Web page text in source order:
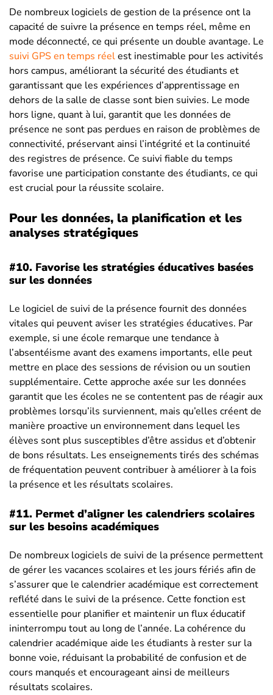
De nombreux logiciels de gestion de la présence ont la
capacité de suivre la présence en temps réel, même en
mode déconnecté, ce qui présente un double avantage. Le
suivi GPS en temps réelest inestimable pour les activités
hors campus, améliorant la sécurité des étudiants et
garantissant que les expériences d’apprentissage en
dehors de la salle de classe sont bien suivies. Le mode
hors ligne, quant à lui, garantit que les données de
présence ne sont pas perdues en raison de problèmes de
connectivité, préservant ainsi l’intégrité et la continuité
des registres de présence. Ce suivi fiable du temps
favorise une participation constante des étudiants, ce qui
est crucial pour la réussite scolaire.
Pour les données, la planification et les
analyses stratégiques
#10. Favorise les stratégies éducatives basées
sur les données
Le logiciel de suivi de la présence fournit des données
vitales qui peuvent aviser les stratégies éducatives. Par
exemple, si une école remarque une tendance à
l’absentéisme avant des examens importants, elle peut
mettre en place des sessions de révision ou un soutien
supplémentaire. Cette approche axée sur les données
garantit que les écoles ne se contentent pas de réagir aux
problèmes lorsqu’ils surviennent, mais qu’elles créent de
manière proactive un environnement dans lequel les
élèves sont plus susceptibles d’être assidus et d’obtenir
de bons résultats. Les enseignements tirés des schémas
de fréquentation peuvent contribuer à améliorer à la fois
la présence et les résultats scolaires.
#11. Permet d’aligner les calendriers scolaires
sur les besoins académiques
De nombreux logiciels de suivi de la présence permettent
de gérer les vacances scolaires et les jours fériés afin de
s’assurer que le calendrier académique est correctement
reflété dans le suivi de la présence. Cette fonction est
essentielle pour planifier et maintenir un flux éducatif
ininterrompu tout au long de l’année. La cohérence du
calendrier académique aide les étudiants à rester sur la
bonne voie, réduisant la probabilité de confusion et de
cours manqués et encourageant ainsi de meilleurs
résultats scolaires.